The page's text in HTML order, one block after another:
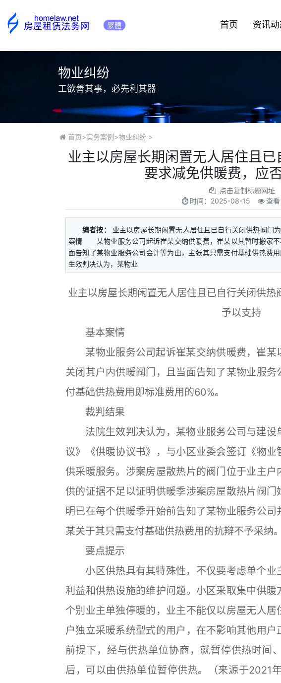
繁體 首页 资讯
物业纠纷
工欲善其事，必先利其器
首页>实务案例 >物业纠纷>
业主以房屋长期闲置无人居住且
要求减免供暖费，应
点击复制标题网址
时间： 2025-08-15 查
编者按：
业主以房屋长期闲置无人居住且已自行关闭供热阀
案情 某物业服务公司起诉崔某交纳供暖费，崔某以其暂时搬家不
面告知了某物业服务公司会计等为由，主张其只需支付基础供
生效判决认为，某物业
业主以房屋长期闲置无人居住且已自行关闭供
予以支持
基本案情
某物业服务公司起诉崔某交纳供暖费，崔某
关闭其户内供暖阀门，且当面告知了某物业服
付基础供热费用即标准费用的60%。
裁判结果
法院生效判决认为，某物业服务公司与建设
议》《供暖协议书》，与小区业委会签订《物
供采暖服务。涉案房屋散热片的阀门位于业主
供的证据不足以证明供暖季涉案房屋散热片阀
明已在每个供暖季开始前告知了某物业服务公
某关于其只需支付基础供热费用的抗辩不予采纳。
要点提示
小区供热具有其特殊性，不仅要考虑单个业
利益和供热设施的维护问题。小区采取集中供
个别业主单独停暖的，业主不能仅以房屋无人
户独立采暖系统型式的用户，在不影响其他用
前提下，经与供热单位协商，就暂停供热时间
后，可以由供热单位暂停供热。
（来源于2021